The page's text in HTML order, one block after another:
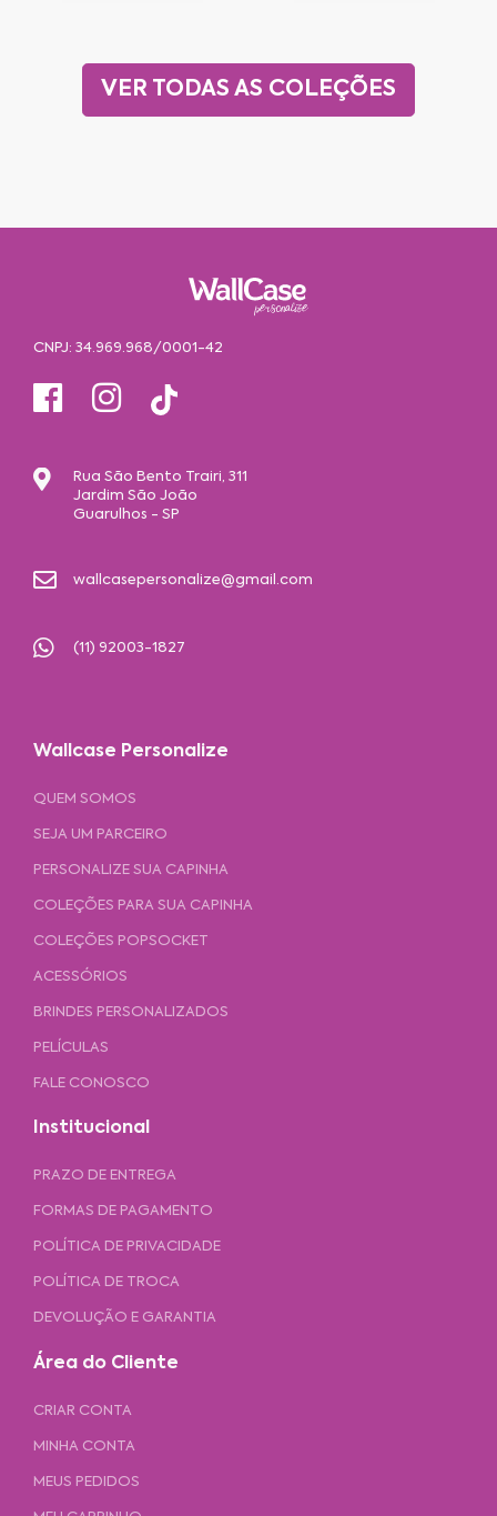
VER TODAS AS COLEÇÕES
CNPJ: 34.969.968/0001-42
Rua São Bento Trairi, 311
Jardim São João
Guarulhos - SP
wallcasepersonalize@gmail.com
(11) 92003-1827
Wallcase Personalize
QUEM SOMOS
SEJA UM PARCEIRO
PERSONALIZE SUA CAPINHA
COLEÇÕES PARA SUA CAPINHA
COLEÇÕES POPSOCKET
ACESSÓRIOS
BRINDES PERSONALIZADOS
PELÍCULAS
FALE CONOSCO
Institucional
PRAZO DE ENTREGA
FORMAS DE PAGAMENTO
POLÍTICA DE PRIVACIDADE
POLÍTICA DE TROCA
DEVOLUÇÃO E GARANTIA
Área do Cliente
CRIAR CONTA
MINHA CONTA
MEUS PEDIDOS